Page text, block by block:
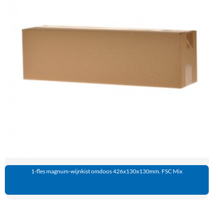
1-fles magnum-wijnkist omdoos 426x130x130mm. FSC Mix